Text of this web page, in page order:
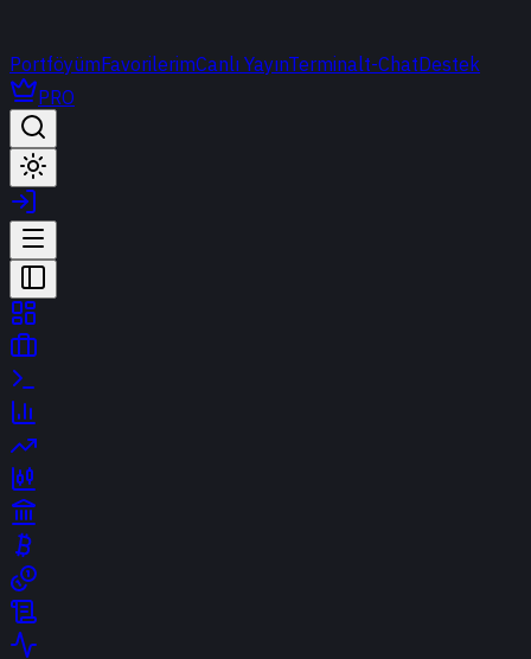
PortföyümFavorilerimCanlı YayınTerminalt-ChatDestek
PRO